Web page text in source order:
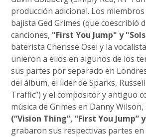
producción adicional. Los
bajista Ged Grimes (que coescribió
canciones, "First You Jump" y
baterista Cherisse Osei y la
unieron a ellos en algunos de los
sus partes por separado en
del álbum, el líder de Sparks,
Traffic”) y el compositor y antiguo
música de Grimes en Danny Wilson,
(“Vision Thing”, “First You Jump”
grabaron sus respectivas partes en